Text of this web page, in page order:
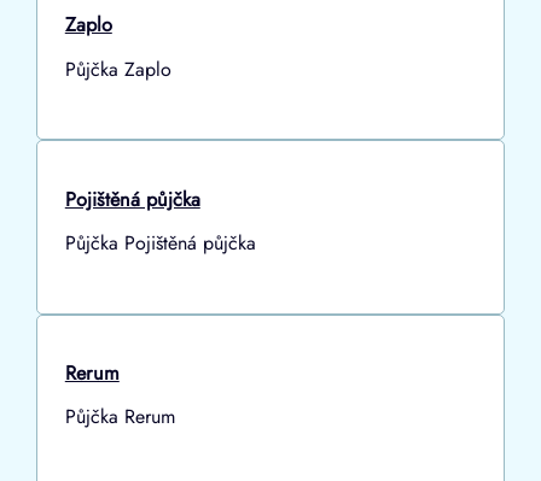
Zaplo
Půjčka Zaplo
Pojištěná půjčka
Půjčka Pojištěná půjčka
Rerum
Půjčka Rerum